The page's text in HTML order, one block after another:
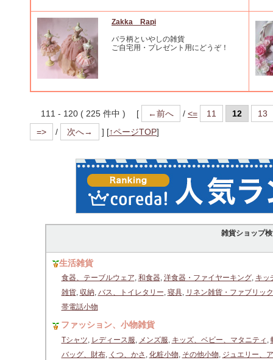
Zakka Rapi
バラ柄といやしの雑貨
ご自宅用・プレゼント用にどうぞ！
111 - 120 ( 225 件中 ) [ ←前へ / <= 11 12
13
=>
/ 次へ→ ] [↑ページTOP]
雑貨ショップ
生活雑貨
食器、テーブルウェア, 和食器, 洋食器・ファイヤーキング, キッ
雑貨, 収納, バス、トイレタリー, 寝具, リネン雑貨・ファブリック
帯電話小物
ファッション、小物雑貨
Tシャツ, レディース服, メンズ服, キッズ、ベビー、マタニティ ,
バッグ、財布, くつ、かさ , 化粧小物, その他小物, ジュエリー、